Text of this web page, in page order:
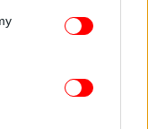
You may click to
party tags to
in below Google
τα
θεμιτό
για
προχωρά
Λάιεν.